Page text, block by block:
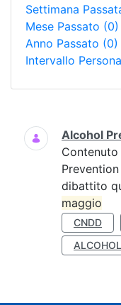
Settimana
Mese Passato (0)
Anno Passato (0)
Intervallo
Ricerca
Alcohol
Contenuto
dibattito
maggio
CNDD